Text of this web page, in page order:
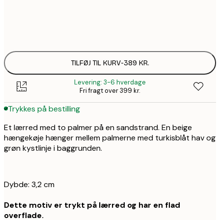
TILFØJ TIL KURV-389 KR.
Levering: 3-6 hverdage
Fri fragt over 399 kr.
Trykkes på bestilling
Et lærred med to palmer på en sandstrand. En beige
hængekøje hænger mellem palmerne med turkisblåt hav og
grøn kystlinje i baggrunden.
Dybde: 3,2 cm
Dette motiv er trykt på lærred og har en flad
overflade.